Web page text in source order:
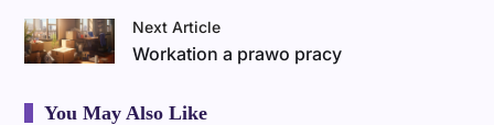
Next Article
Workation a prawo pracy
You May Also Like